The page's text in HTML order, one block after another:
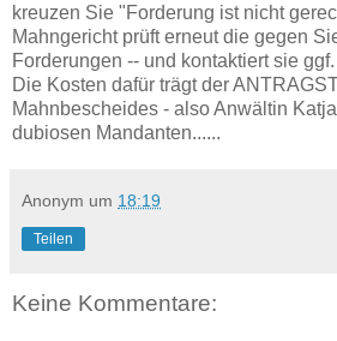
kreuzen Sie "Forderung ist nicht
Mahngericht prüft erneut die gegen
Forderungen -- und kontaktiert sie
Die Kosten dafür trägt der
Mahnbescheides - also Anwältin
dubiosen Mandanten......
Anonym um 18:19
Teilen
Keine Kommentare: